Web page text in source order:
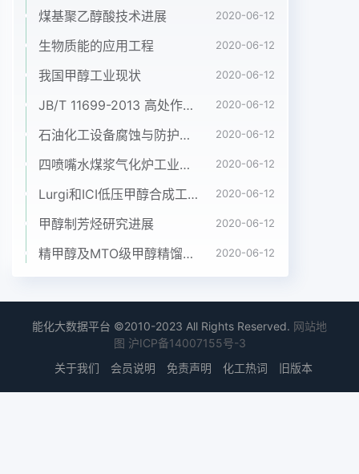
行业发展迅猛从200到102之的煤制甲醇,近年来得到
长,2012年产量达到2640万t。2013年产量约的大幅
度下滑,提升了煤制甲醇工艺的竞争力。尽管中国的
2014年中国甲醇产量依然维持增加态势,据统计局数
据显示,2014年1-12月份我国精甲醇项目发展非常迅
速,但这因为项目投资巨大及对水资醇产量在3741万
吨:若以每月产量累加计算,2014年我国甲醇产在建的
新型煤化工项目约有30个,有些项目引进的时候只重
视煤炭转化比例,而没有考证是否通过了国家相关部
年新增18家,新增出现了项目建成以后不能正常生产;
还有些项目没有考虑产品竞产能超900万吨,总产能
超过6400万吨,产能增长率1607%上市场开发的滞
后,目前为止甲醇装置开保持稳定相比已出现小幅增
加,且已逐渐形成远兴能源、久泰、兖矿中题,我们国
家必须采取适当方式提高煤制甲醇的市场竞争力。如
煤基聚乙醇酸技术进展 2020-06-12
生物质能的应用工程 2020-06-12
我国甲醇工业现状 2020-06-12
JB/T 11699-2013 高处作业吊篮安装、拆卸、使用技术规程 2020-06-12
石油化工设备腐蚀与防护参考书十本免费下载，绝版珍藏 2020-06-12
四喷嘴水煤浆气化炉工业应用情况简介 2020-06-12
Lurgi和ICI低压甲醇合成工艺比较 2020-06-12
甲醇制芳烃研究进展 2020-06-12
精甲醇及MTO级甲醇精馏工艺技术进展 2020-06-12
能化大数据平台 ©2010-2023 All Rights Reserved. 网站地
图 沪ICP备14007155号-3
关于我们
会员说明 免责声明 化工热词 旧版本